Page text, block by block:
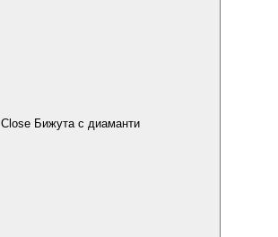
Close Бижута с диаманти